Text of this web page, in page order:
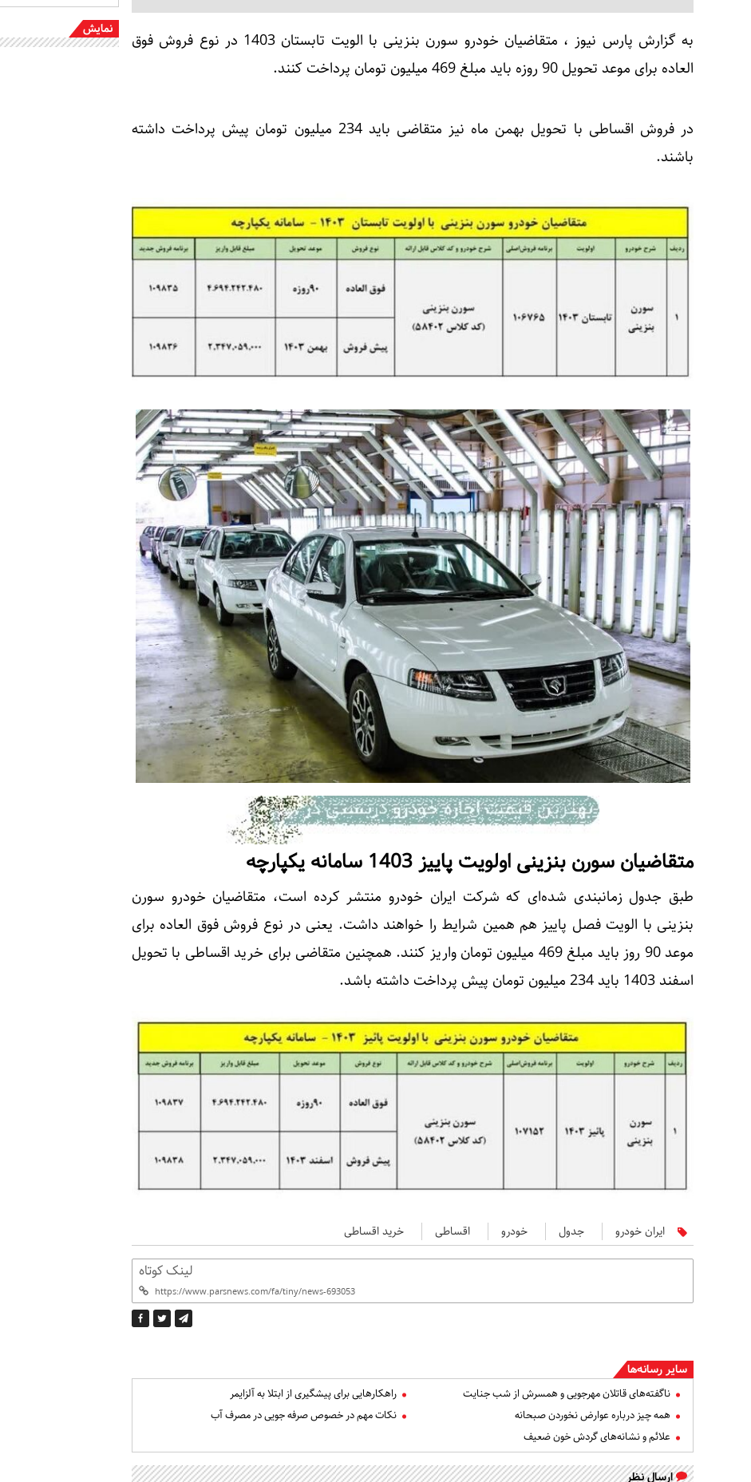
به گزارش پارس نیوز ، متقاضیان خودرو سورن بنزینی با الویت تابستان 1403 در نوع فروش فوق
العاده برای موعد تحویل 90 روزه باید مبلغ 469 میلیون تومان پرداخت کنند.
در فروش اقساطی با تحویل بهمن ماه نیز متقاضی باید 234 میلیون تومان پیش پرداخت داشته
باشند.
متقاضیان سورن بنزینی اولویت پاییز 1403 سامانه یکپارچه
طبق جدول زمانبندی شده‌ای که شرکت ایران خودرو منتشر کرده است، متقاضیان خودرو سورن
بنزینی با الویت فصل پاییز هم همین شرایط را خواهند داشت. یعنی در نوع فروش فوق العاده برای
موعد 90 روز باید مبلغ 469 میلیون تومان واریز کنند. همچنین متقاضی برای خرید اقساطی با تحویل
اسفند 1403 باید 234 میلیون تومان پیش پرداخت داشته باشد.
ایران خودرو جدول خودرو اقساطی خرید اقساطی
لینک کوتاه
سایر رسانه‌ها
ناگفته‌های قاتلان مهرجویی و همسرش از شب جنایت
راهکارهایی برای پیشگیری از ابتلا به آلزایمر
همه چیز درباره عوارض نخوردن صبحانه
نکات مهم در خصوص صرفه جویی در مصرف آب
علائم و نشانه‌های گردش خون ضعیف
ارسال نظر
نمایش